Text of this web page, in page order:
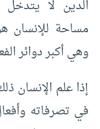
الدين لا
مساحة للإنسان
وهي أكبر دوائر
إذا علم الإنسان
في تصرفاته